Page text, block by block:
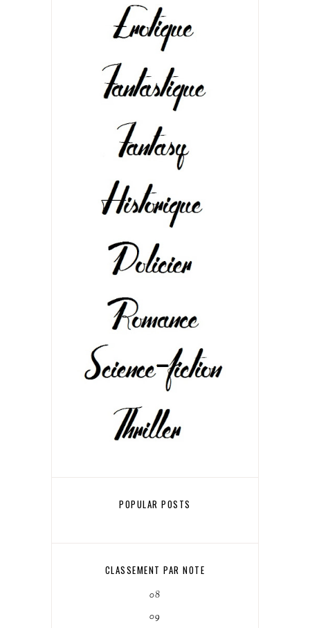
POPULAR POSTS
CLASSEMENT PAR NOTE
08
09